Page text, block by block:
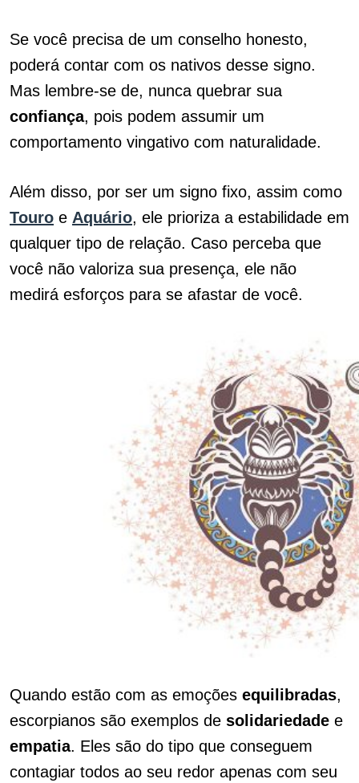
Se você precisa de um conselho honesto,
poderá contar com os nativos desse signo.
Mas lembre-se de, nunca quebrar sua
confiança, pois podem assumir um
comportamento vingativo com naturalidade.
Além disso, por ser um signo fixo, assim como
Touro e Aquário, ele prioriza a estabilidade em
qualquer tipo de relação. Caso perceba que
você não valoriza sua presença, ele não
medirá esforços para se afastar de você.
Quando estão com as emoções equilibradas,
escorpianos são exemplos de solidariedade e
empatia. Eles são do tipo que conseguem
contagiar todos ao seu redor apenas com seu